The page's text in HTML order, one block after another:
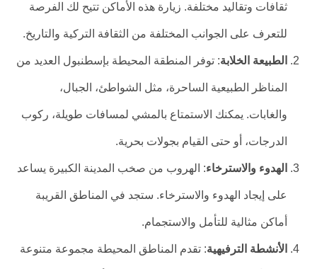
ثقافات وتقاليد مختلفة. زيارة هذه الأماكن تتيح لك الفرصة
للتعرف على الجوانب المختلفة من الثقافة التركية والتاريخ.
الطبيعة الخلابة: توفر المنطقة المحيطة بإسطنبول العديد من
المناظر الطبيعية الساحرة، مثل الشواطئ، الجبال،
والغابات. يمكنك الاستمتاع بالمشي لمسافات طويلة، ركوب
الدرجات، أو حتى القيام بجولات بحرية.
الهدوء والاسترخاء: الهروب من صخب المدينة الكبيرة يساعد
على إيجاد الهدوء والاسترخاء. ستجد في المناطق القريبة
أماكن مثالية للتأمل والاستجمام.
الأنشطة الترفيهية: تقدم المناطق المحيطة مجموعة متنوعة